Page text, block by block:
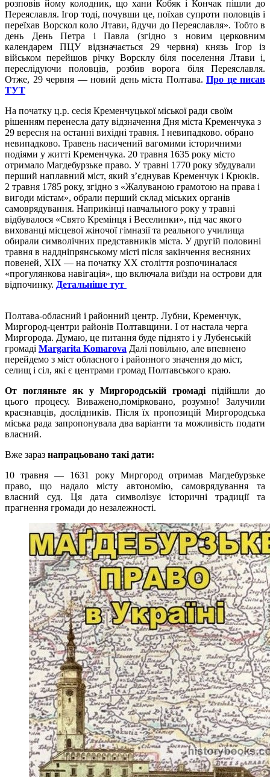
розповів йому колодник, що хани Кобяк і Кончак пішли до
Переяславля. Ігор тоді, почувши це, поїхав супроти половців і
переїхав Ворскол коло Лтави, йдучи до Переяславля». Тобто в
день День Петра і Павла (згідно з новим церковним
календарем ПЦУ відзначається 29 червня) князь Ігор із
військом перейшов річку Ворсклу біля поселення Лтави і,
переслідуючи половців, розбив ворога біля Переяславля.
Отже, 29 червня — новий день міста Полтава. Про це писав
ТУТ
На початку ц.р. сесія Кременчуцької міської ради своїм
рішенням перенесла дату відзначення Дня міста Кременчука з
29 вересня на останні вихідні травня. І невипадково. обрано
невипадково. Травень насичений вагомими історичними
подіями у житті Кременчука. 20 травня 1635 року місто
отримало Магдебурзьке право. У травні 1770 року збудували
перший наплавний міст, який з’єднував Кременчук і Крюків.
2 травня 1785 року, згідно з «Жалуваною грамотою на права і
вигоди містам», обрали перший склад міських органів
самоврядування. Наприкінці навчального року у травні
відбувалося «Свято Кремінця і Веселинки», під час якого
вихованці місцевої жіночої гімназії та реального училища
обирали символічних представників міста. У другій половині
травня в наддніпрянському місті після закінчення весняних
повеней, ХІХ — на початку ХХ століття розпочиналася
«прогулянкова навігація», що включала виїзди на острови для
відпочинку. Детальніше тут
Полтава-обласний і районний центр. Лубни, Кременчук,
Миргород-центри районів Полтавщини. І от настала черга
Миргорода. Думаю, це питання буде піднято і у Лубенській
громаді Margarita Komarova Далі повільно, але впевнено
перейдемо з міст обласного і районного значення до міст,
селищ і сіл, які є центрами громад Полтавського краю.
От погляньте як у Миргородській громаді підійшли до
цього процесу. Виважено,помірковано, розумно! Залучили
краєзнавців, дослідників. Після їх пропозицій Миргородська
міська рада запропонувала два варіанти та можливість подати
власний.
Вже зараз напрацьовано такі дати:
10 травня — 1631 року Миргород отримав Магдебурзьке
право, що надало місту автономію, самоврядування та
власний суд. Ця дата символізує історичні традиції та
прагнення громади до незалежності.